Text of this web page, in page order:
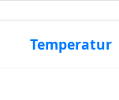
Temperatur